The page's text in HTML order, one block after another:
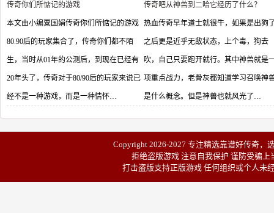
传奇你们所惦记的游戏
本文由小编粟国娟传奇你们所惦记的游戏
80.90后的玩家集合了，传奇你们都不陌
生，当时从01年的公测后，到现在已经有
20年头了，传奇对于80/90后的玩家来说已
经不是一种游戏，而是一种情怀…
传奇吧从神兽到二哈它经历了什么？
热血传奇早年道士就很牛，如果是出狗
之后更是近乎无敌状态，上个毒，狗去
吹，自己只要跑开就行。其中神兽就是
项重点战力，老骨灰都知道学习召唤神
是什么概念。但是神兽也就风光了…
Copyright 2026-2027 专注精选靠谱好传奇，
拒绝盗版游戏 注意自我保护 谨防受骗
打击盗版支持正版游戏 任何组织或个人未